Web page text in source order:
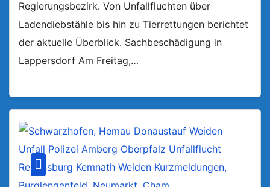
Regierungsbezirk. Von Unfallfluchten über
Ladendiebstähle bis hin zu Tierrettungen berichtet
der aktuelle Überblick. Sachbeschädigung in
Lappersdorf Am Freitag,…